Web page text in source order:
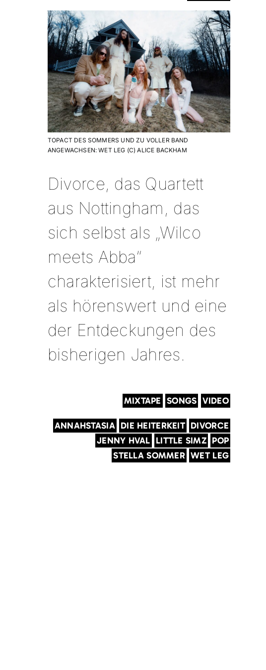
TOPACT DES SOMMERS UND ZU VOLLER BAND
ANGEWACHSEN: WET LEG (C) ALICE BACKHAM
Divorce, das Quartett
aus Nottingham, das
sich selbst als „Wilco
meets Abba“
charakterisiert, ist mehr
als hörenswert und eine
der Entdeckungen des
bisherigen Jahres.
MIXTAPE SONGS VIDEO
ANNAHSTASIA DIE HEITERKEIT DIVORCE
JENNY HVAL LITTLE SIMZ POP
STELLA SOMMER WET LEG